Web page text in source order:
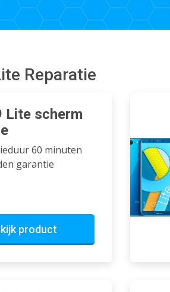
Reparatie
Lite scherm
60 minuten
garantie
product